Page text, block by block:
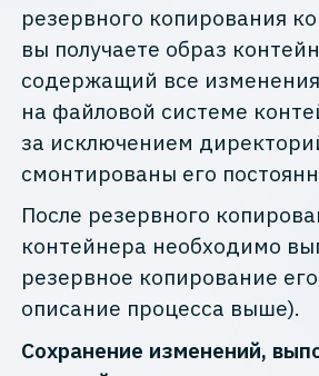
резервного копирования
вы получаете образ
содержащий все
на файловой системе
за исключением
смонтированы его
После резервного
контейнера необходимо
резервное копирование
описание процесса выше).
Сохранение изменений,